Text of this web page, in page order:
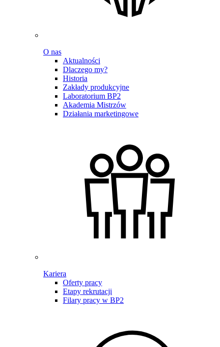
O nas
Aktualności
Dlaczego my?
Historia
Zakłady produkcyjne
Laboratorium BP2
Akademia Mistrzów
Działania marketingowe
Kariera
Oferty pracy
Etapy rekrutacji
Filary pracy w BP2